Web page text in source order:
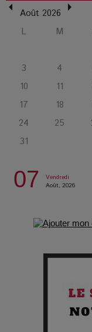
L’Affaire
l’avenir de la
La Femme de
psychologique qui a
La Condition :
des silences
Les Enfants
Comment
Pourquoi les
Août 2026
L
M
3
4
10
11
17
18
24
25
31
07
Vendredi
Août, 2026